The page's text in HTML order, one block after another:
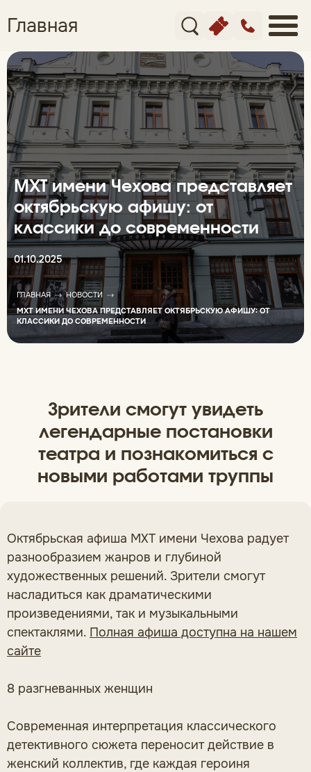
Главная
МХТ имени Чехова представляет
октябрьскую афишу: от
классики до современности
01.10.2025
ГЛАВНАЯ
НОВОСТИ
МХТ ИМЕНИ ЧЕХОВА ПРЕДСТАВЛЯЕТ ОКТЯБРЬСКУЮ АФИШУ: ОТ
КЛАССИКИ ДО СОВРЕМЕННОСТИ
Зрители смогут увидеть
легендарные постановки
театра и познакомиться с
новыми работами труппы
Октябрьская афиша МХТ имени Чехова радует
разнообразием жанров и глубиной
художественных решений. Зрители смогут
насладиться как драматическими
произведениями, так и музыкальными
спектаклями. Полная афиша доступна на нашем
сайте
8 разгневанных женщин
Современная интерпретация классического
детективного сюжета переносит действие в
женский коллектив, где каждая героиня